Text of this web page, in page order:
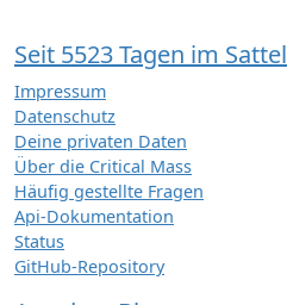
Seit 5523 Tagen im Sattel
Impressum
Datenschutz
Deine privaten Daten
Über die Critical Mass
Häufig gestellte Fragen
Api-Dokumentation
Status
GitHub-Repository